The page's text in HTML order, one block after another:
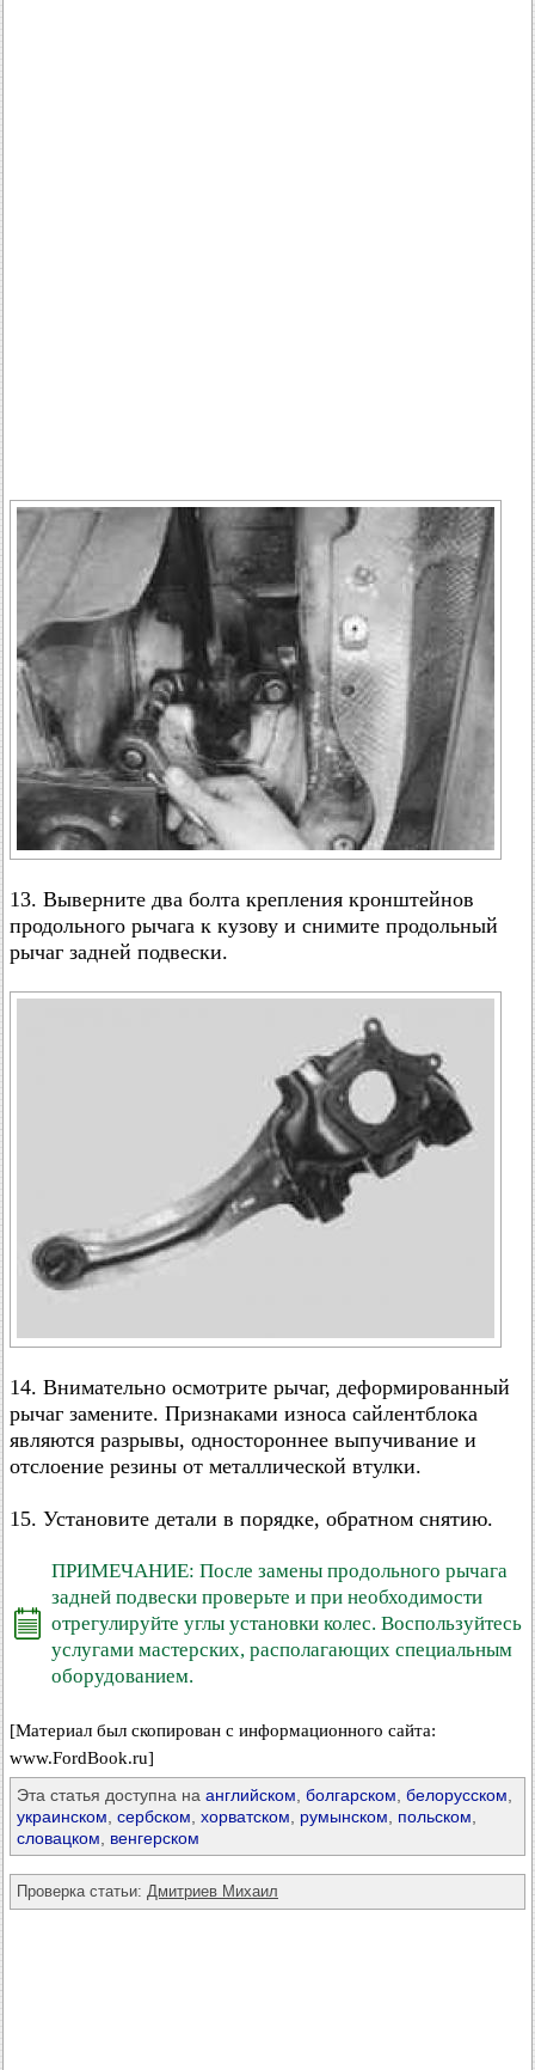
13. Выверните два болта крепления кронштейнов
продольного рычага к кузову и снимите продольный
рычаг задней подвески.
14. Внимательно осмотрите рычаг, деформированный
рычаг замените. Признаками износа сайлентблока
являются разрывы, одностороннее выпучивание и
отслоение резины от металлической втулки.
15. Установите детали в порядке, обратном снятию.
ПРИМЕЧАНИЕ: После замены продольного рычага
задней подвески проверьте и при необходимости
отрегулируйте углы установки колес. Воспользуйтесь
услугами мастерских, располагающих специальным
оборудованием.
[Материал был скопирован с информационного сайта:
www.FordBook.ru]
Эта статья доступна на английском болгарском белорусском
украинском сербском хорватском румынском польском
словацком
венгерском
Проверка статьи: Дмитриев Михаил